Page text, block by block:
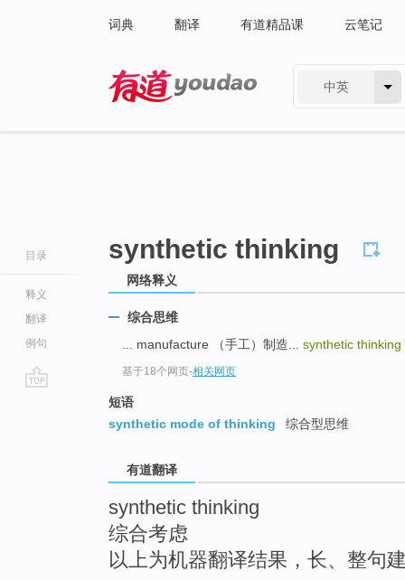
词典 翻译 有道精品课 云笔记
中英
目录
释义
翻译
例句
synthetic thinking
网络释义
综合思维
... manufacture （手工）制造... synthetic thinking
基于18个网页-相关网页
短语
synthetic mode of thinking
综合型思维
有道翻译
synthetic thinking
综合考虑
以上为机器翻译结果，长、整句